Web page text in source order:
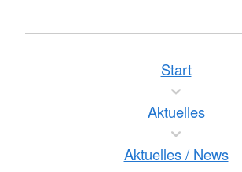
Start
Aktuelles
Aktuelles / News